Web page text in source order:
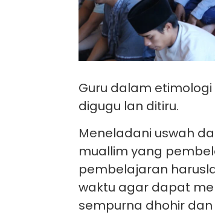
Guru dalam
digugu lan ditiru.
Meneladani uswah
muallim yang
pembelajaran
waktu agar dapat
sempurna dhohir